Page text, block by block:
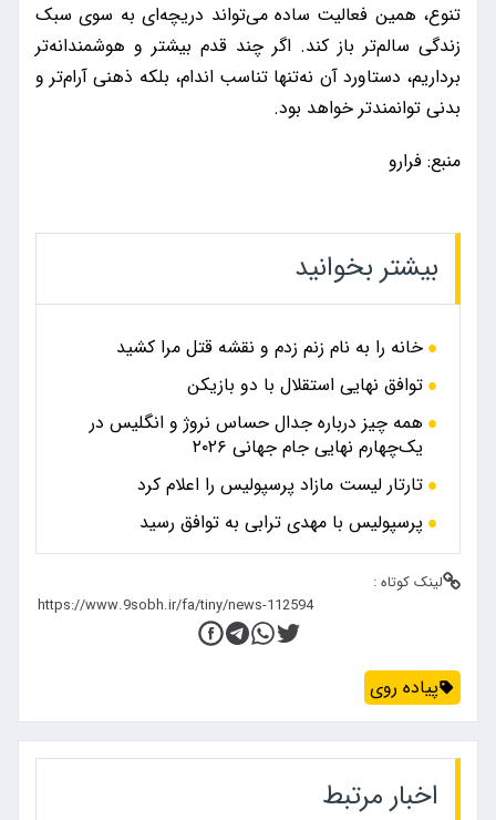
تنوع، همین فعالیت ساده می‌تواند دریچه‌ای به سوی سبک
زندگی سالم‌تر باز کند. اگر چند قدم بیشتر و هوشمندانه‌تر
برداریم، دستاورد آن نه‌تنها تناسب اندام، بلکه ذهنی آرام‌تر و
بدنی توانمندتر خواهد بود.
منبع: فرارو
بیشتر بخوانید
خانه را به نام زنم زدم و نقشه قتل مرا کشید
توافق نهایی استقلال با دو بازیکن
همه چیز درباره جدال حساس نروژ و انگلیس در
یک‌چهارم نهایی جام جهانی ۲۰۲۶
تارتار لیست مازاد پرسپولیس را اعلام کرد
پرسپولیس با مهدی ترابی به توافق رسید
لینک کوتاه :
پیاده روی
اخبار مرتبط